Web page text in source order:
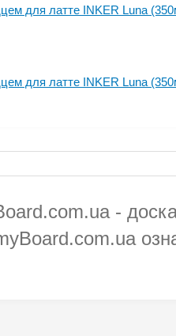
для латте INKER Luna
для латте INKER Luna
-